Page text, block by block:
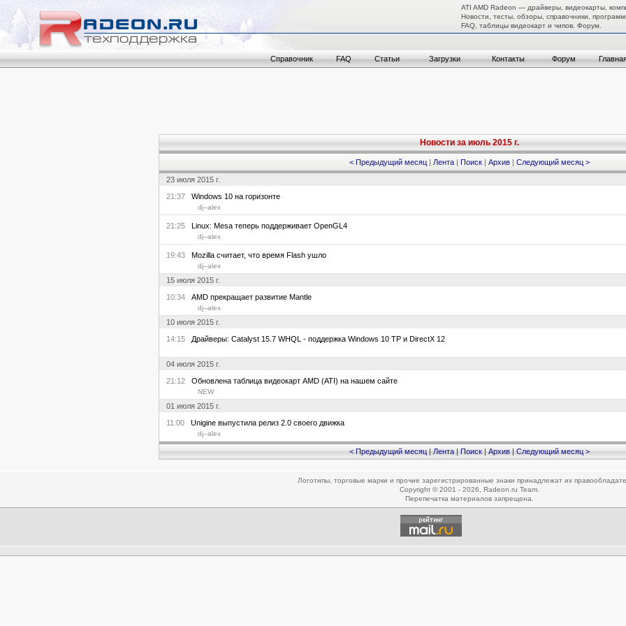
ATI AMD Radeon — драйверы, видеокарты,
Новости, тесты, обзоры, справочники,
FAQ, таблицы видеокарт и чипов. Форум.
Справочник FAQ Статьи Загрузки Контакты Форум
Новости за июль 2015 г.
< Предыдущий месяц | Лента | Поиск | Архив | Следующий месяц >
23 июля 2015 г.
21:37 Windows 10 на горизонте
dj--alex
21:25 Linux: Mesa теперь поддерживает OpenGL4
dj--alex
19:43 Mozilla считает, что время Flash ушло
dj--alex
15 июля 2015 г.
10:34 AMD прекращает развитие Mantle
dj--alex
10 июля 2015 г.
14:15 Драйверы: Catalyst 15.7 WHQL - поддержка Windows 10 TP и DirectX 12
04 июля 2015 г.
21:12 Обновлена таблица видеокарт AMD (ATI) на нашем сайте
NEW
01 июля 2015 г.
11:00 Unigine выпустила релиз 2.0 своего движка
dj--alex
< Предыдущий месяц|Лента|Поиск|Архив|Следующий месяц >
Логотипы, торговые марки и прочие зарегистрированные знаки принадлежат их
Copyright © 2001 - 2026, Radeon.ru Team.
Перепечатка материалов запрещена.